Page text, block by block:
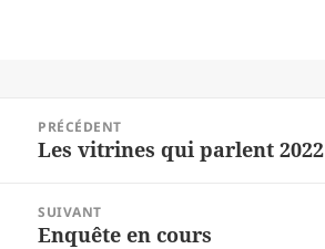
l’article
PRÉCÉDENT
Article
Les vitrines qui parlent 2022
SUIVANT
Article
Enquête en cours